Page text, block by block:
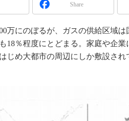
Share
万にのぼるが、ガスの供給区域は
18％程度にとどまる。家庭や企
じめ大都市の周辺にしか敷設され